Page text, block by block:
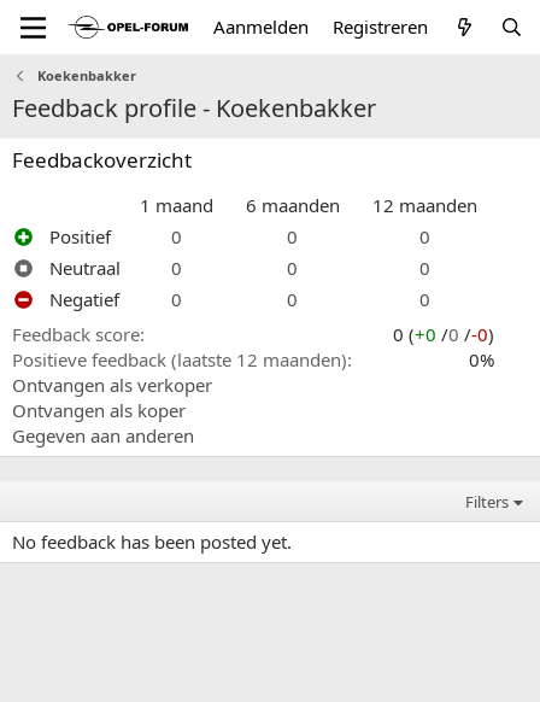
Aanmelden Registreren
Koekenbakker
Feedback profile - Koekenbakker
Feedbackoverzicht
1 maand 6 maanden
12 maanden
Positief
0 0
0
Neutraal
0 0
0
Negatief
0 0
0
Feedback score
0 (+0 /0 /-0)
Positieve feedback (laatste 12 maanden)
0%
Ontvangen als verkoper
Ontvangen als koper
Gegeven aan anderen
Filters
No feedback has been posted yet.